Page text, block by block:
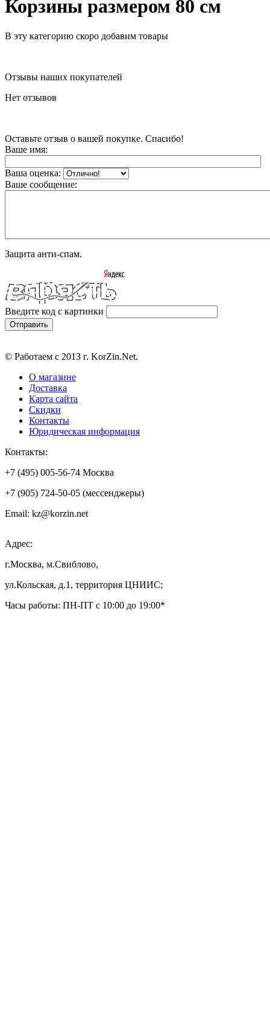
Корзины размером 80 см
В эту категорию скоро добавим товары
Отзывы наших покупателей
Нет отзывов
Оставьте отзыв о вашей покупке. Спасибо!
Ваше имя:
Ваша оценка:
Ваше сообщение:
Защита анти-спам.
Введите код с картинки
© Работаем с 2013 г. KorZin.Net.
О магазине
Доставка
Карта сайта
Скидки
Контакты
Юридическая информация
Контакты:
+7 (495) 005-56-74 Москва
+7 (905) 724-50-05 (мессенджеры)
Email: kz@korzin.net
Адрес:
г.Москва, м.Свиблово,
ул.Кольская, д.1, территория ЦНИИС;
Часы работы: ПН-ПТ с 10:00 до 19:00*